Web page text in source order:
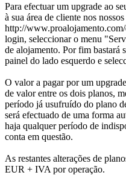
Para efectuar um upgrade ao
à sua área de cliente nos
http://
login, seleccionar o menu
de alojamento. Por fim bastará
painel do lado esquerdo e
O valor a pagar por um
de valor entre os dois planos,
período já usufruído do plano
será efectuado de uma forma
haja qualquer período de
conta em questão.
As restantes alterações de
EUR + IVA por operação.